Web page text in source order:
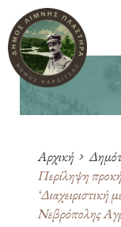
Αρχική
Περίληψη
Νεβρόπολης